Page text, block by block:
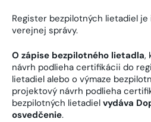
Register bezpilotných lietadiel
verejnej správy.
O zápise bezpilotného lietadla,
návrh podlieha certifikácii do
lietadiel alebo o výmaze
projektový návrh podlieha
bezpilotných lietadiel vydáva
osvedčenie.